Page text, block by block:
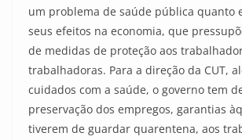
um problema de saúde pública quanto
seus efeitos na economia, que
de medidas de proteção aos
trabalhadoras. Para a direção da CUT,
cuidados com a saúde, o governo tem
preservação dos empregos, garantias
tiverem de guardar quarentena, aos